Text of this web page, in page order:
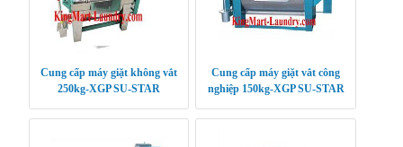
Cung cấp máy giặt không vắt
250kg-XGP SU-STAR
Cung cấp máy giặt vắt công
nghiệp 150kg-XGP SU-STAR